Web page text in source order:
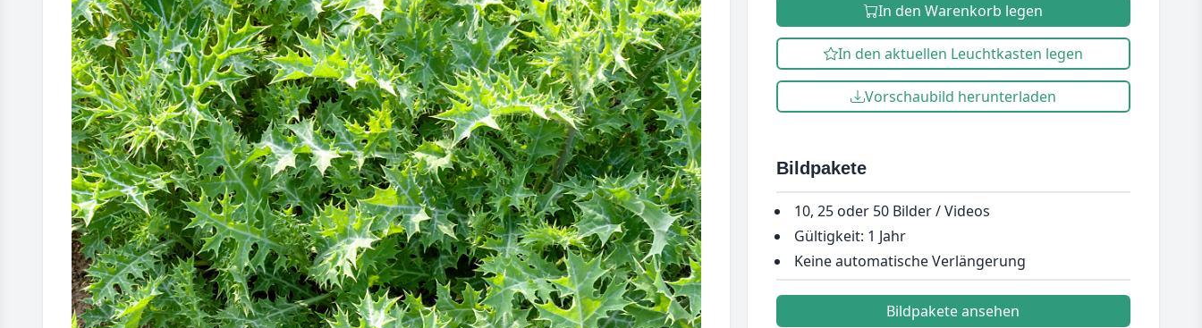
In den Warenkorb legen
In den aktuellen Leuchtkasten legen
Vorschaubild herunterladen
Bildpakete
10, 25 oder 50 Bilder / Videos
Gültigkeit: 1 Jahr
Keine automatische Verlängerung
Bildpakete ansehen